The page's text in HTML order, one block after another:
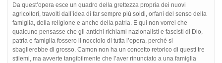
Da quest’opera esce un quadro della grettezza propria dei nuovi
agricoltori, travolti dall’idea di far sempre più soldi, orfani del senso della
famiglia, della religione e anche della patria. E qui non vorrei che
qualcuno pensasse che gli antichi richiami nazionalisti e fascisti di Dio,
patria e famiglia fossero il nocciolo di tutta l’opera, perché si
sbaglierebbe di grosso. Camon non ha un concetto retorico di questi tre
stilemi, ma avverte tangibilmente che l’aver rinunciato a una famiglia